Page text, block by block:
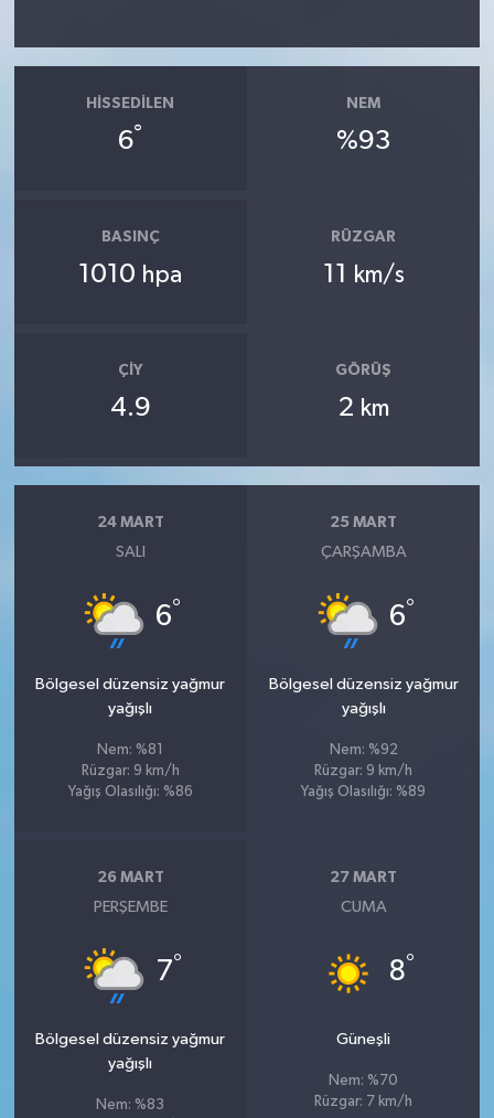
HISSEDILEN
6°
NEM
%93
BASINÇ
1010 hpa
RÜZGAR
11 km/s
ÇIY
4.9
GÖRÜŞ
2 km
24 MART
SALI
6°
Bölgesel düzensiz yağmur
yağışlı
Nem: %81
Rüzgar: 9 km/h
Yağış Olasılığı: %86
25 MART
ÇARŞAMBA
6°
Bölgesel düzensiz yağmur
yağışlı
Nem: %92
Rüzgar: 9 km/h
Yağış Olasılığı: %89
26 MART
PERŞEMBE
7°
Bölgesel düzensiz yağmur
yağışlı
Nem: %83
27 MART
CUMA
8°
Güneşli
Nem: %70
Rüzgar: 7 km/h